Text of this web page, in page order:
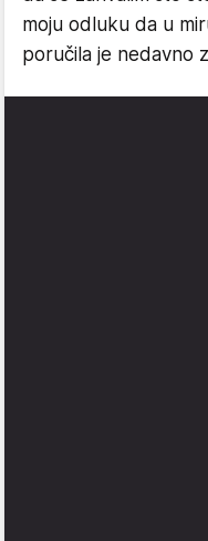
moju odluku da u
poručila je nedavno